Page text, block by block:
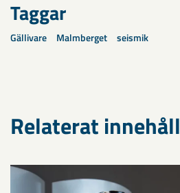
Taggar
Gällivare Malmberget seismik
Relaterat innehåll